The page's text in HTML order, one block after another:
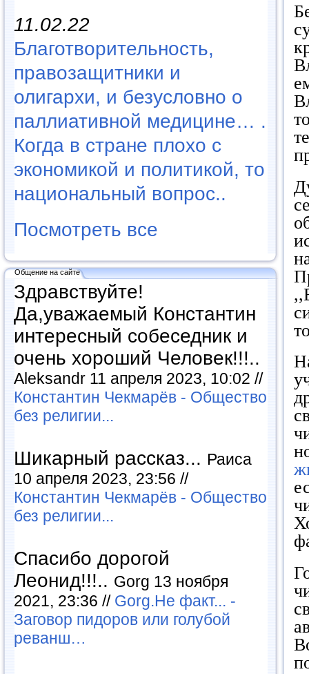
11.02.22
Благотворительность,
правозащитники и
олигархи, и безусловно о
паллиативной медицине… .
Когда в стране плохо с
экономикой и политикой, то
национальный вопрос..
Посмотреть все
Общение на сайте
Здравствуйте!
Да,уважаемый Константин
интересный собеседник и
очень хороший Человек!!!..
Aleksandr 11 апреля 2023, 10:02 //
Константин Чекмарёв - Общество
без религии...
Шикарный рассказ... Раиса
10 апреля 2023, 23:56 //
Константин Чекмарёв - Общество
без религии...
Спасибо дорогой
Леонид!!!.. Gorg 13 ноября
2021, 23:36 // Gorg.Не факт... -
Заговор пидоров или голубой
реванш…